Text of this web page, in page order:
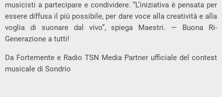
musicisti a partecipare e condividere. “L’iniziativa è pensata per
essere diffusa il più possibile, per dare voce alla creatività e alla
voglia di suonare dal vivo”, spiega Maestri. — Buona Ri-
Generazione a tutti!
Da Fortemente e Radio TSN Media Partner ufficiale del contest
musicale di Sondrio